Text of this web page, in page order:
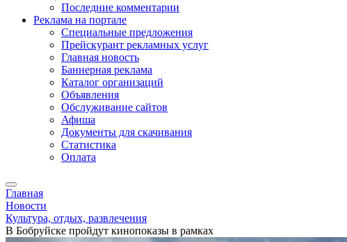
Последние комментарии
Реклама на портале
Специальные предложения
Прейскурант рекламных услуг
Главная новость
Баннерная реклама
Каталог организаций
Объявления
Обслуживание сайтов
Афиша
Документы для скачивания
Статистика
Оплата
Главная
Новости
Культура, отдых, развлечения
В Бобруйске пройдут кинопоказы в рамках